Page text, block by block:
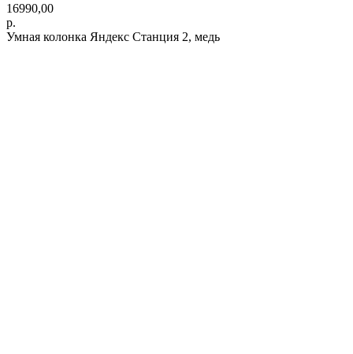
16990,00
р.
Умная колонка Яндекс Станция 2, медь